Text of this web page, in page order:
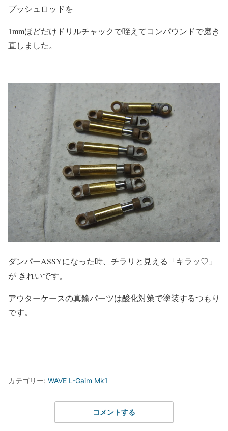
プッシュロッドを
1mmほどだけドリルチャックで咥えてコンパウンドで磨き
直しました。
ダンパーASSYになった時、チラリと見える「キラッ♡」
が きれいです。
アウターケースの真鍮パーツは酸化対策で塗装するつもり
です。
カテゴリー: WAVE L-Gaim Mk1
コメントする